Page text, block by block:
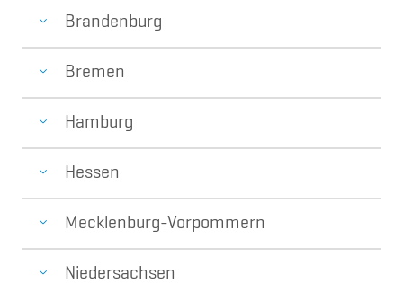
Brandenburg
Bremen
Hamburg
Hessen
Mecklenburg-Vorpommern
Niedersachsen